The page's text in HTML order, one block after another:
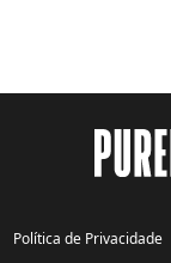
Política de Privacidade